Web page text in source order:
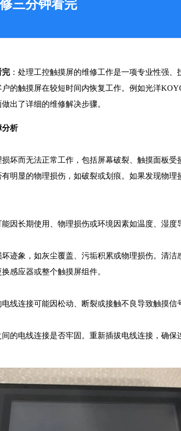
三分钟看完
完：处理工控触摸屏的维修工作是一项专业性强、
的触摸屏在较短时间内恢复工作。例如光洋
出了详细的维修解决步骤。
分析
坏而无法正常工作，包括屏幕破裂、触摸面板受
明显的物理损伤，如破裂或划痕。如果发现物理
因长期使用、物理损伤或环境因素如温度、湿
迹象，如灰尘覆盖、污垢积累或物理损伤。清洁
感应器或整个触摸屏组件。
线连接可能因松动、断裂或接触不良导致触摸
的电线连接是否牢固。重新插拔电线连接，确